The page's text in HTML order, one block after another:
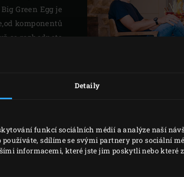
Detaily
funkcí sociálních médií a analýze naší
sdílíme se svými partnery pro sociální
informacemi, které jste jim poskytli nebo které
Green Egg je
komponentů
se rozhodnete
keramiku,
EGG
Big Green Egg je
tradičními